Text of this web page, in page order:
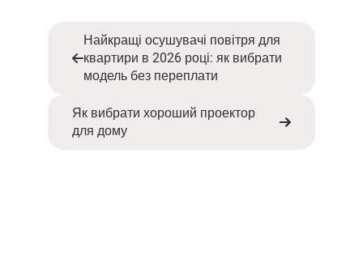
Найкращі осушувачі повітря для
квартири в 2026 році: як вибрати
модель без переплати
Як вибрати хороший проектор
для дому